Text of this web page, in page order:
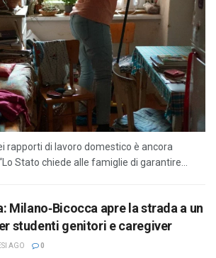
rapporti di lavoro domestico è ancora
Stato chiede alle famiglie di garantire...
Milano‑Bicocca apre la strada a un
studenti genitori e caregiver
AGO 0